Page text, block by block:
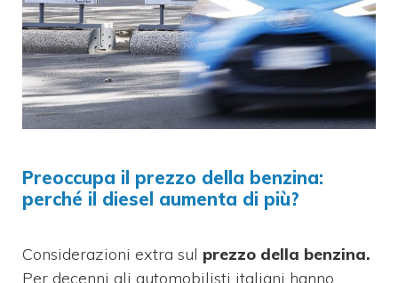
Preoccupa il prezzo della benzina:
perché il diesel aumenta di più?
Considerazioni extra sul prezzo della benzina.
Per decenni gli automobilisti italiani hanno